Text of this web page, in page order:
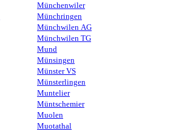
Münchenwiler
Münchringen
Münchwilen AG
Münchwilen TG
Mund
Münsingen
Münster VS
Münsterlingen
Muntelier
Müntschemier
Muolen
Muotathal